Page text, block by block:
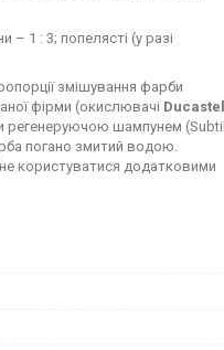
– 1 : 3; попелясті (у разі
змішування фарби
фірми (окислювачі Ducastel
регенеруючою шампунем (Subtil
погано змитий водою.
користуватися додатковими